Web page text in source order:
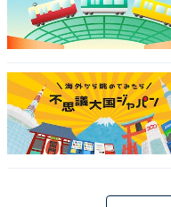
っていることに気づけ
子どもには、おすすめ
あります」